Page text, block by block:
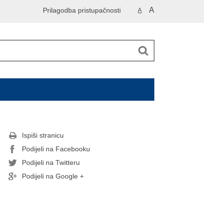
A A
Prilagodba pristupačnosti
Ispiši stranicu
Podijeli na Facebooku
Podijeli na Twitteru
Podijeli na Google +